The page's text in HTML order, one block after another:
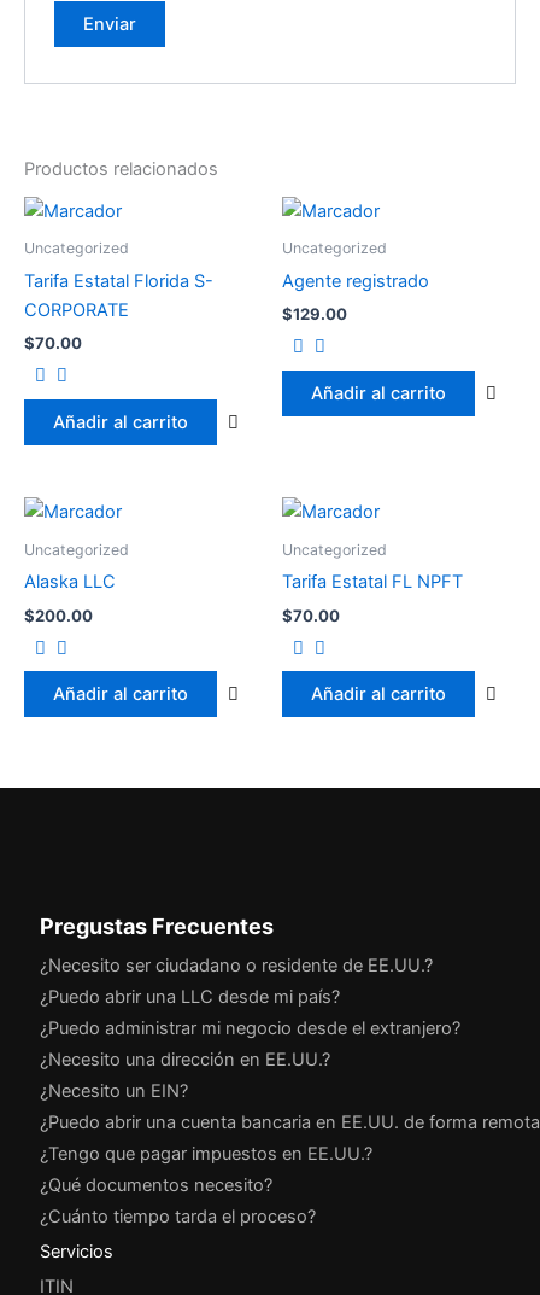
Productos relacionados
Uncategorized
Tarifa Estatal Florida S-
CORPORATE
$70.00
Añadir al carrito
Uncategorized
Agente registrado
$129.00
Añadir al carrito
Uncategorized
Alaska LLC
$200.00
Añadir al carrito
Uncategorized
Tarifa Estatal FL NPFT
$70.00
Añadir al carrito
Pregustas Frecuentes
¿Necesito ser ciudadano o residente de EE.UU.?
¿Puedo abrir una LLC desde mi país?
¿Puedo administrar mi negocio desde el extranjero?
¿Necesito una dirección en EE.UU.?
¿Necesito un EIN?
¿Puedo abrir una cuenta bancaria en EE.UU. de forma
¿Tengo que pagar impuestos en EE.UU.?
¿Qué documentos necesito?
¿Cuánto tiempo tarda el proceso?
Servicios
ITIN